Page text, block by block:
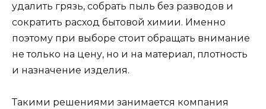
удалить грязь, собрать пыль без разводов и
сократить расход бытовой химии. Именно
поэтому при выборе стоит обращать внимание
не только на цену, но и на материал, плотность
и назначение изделия.
Такими решениями занимается компания